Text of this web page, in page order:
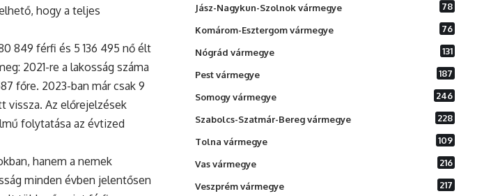
hogy a teljes
849 férfi és 5 136 495 nő élt
2021-re a lakosság száma
főre. 2023-ban már csak 9
vissza. Az előrejelzések
folytatása az évtized
hanem a nemek
minden évben jelentősen
Jász-Nagykun-Szolnok vármegye 78
Komárom-Esztergom vármegye 76
Nógrád vármegye 131
Pest vármegye 187
Somogy vármegye 246
Szabolcs-Szatmár-Bereg vármegye 228
Tolna vármegye 109
Vas vármegye 216
Veszprém vármegye 217